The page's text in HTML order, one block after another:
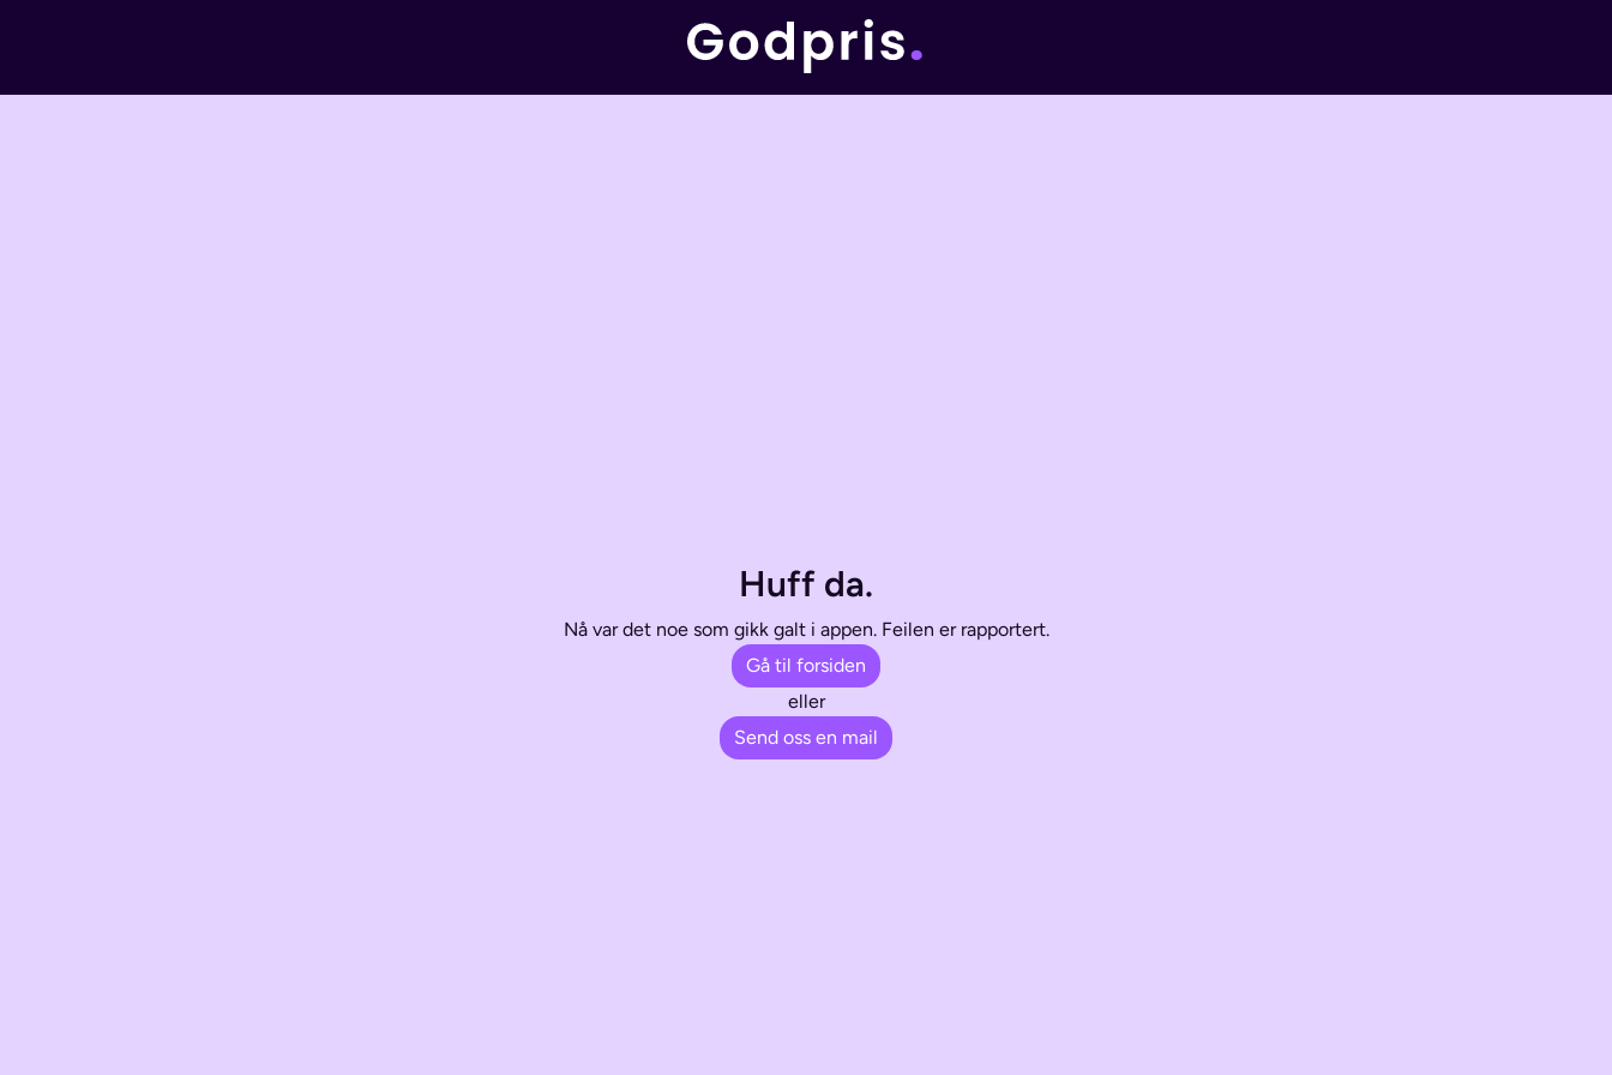
Huff da.
Nå var det noe som gikk galt i appen. Feilen er rapportert.
Gå til forsiden
eller
Send oss en mail